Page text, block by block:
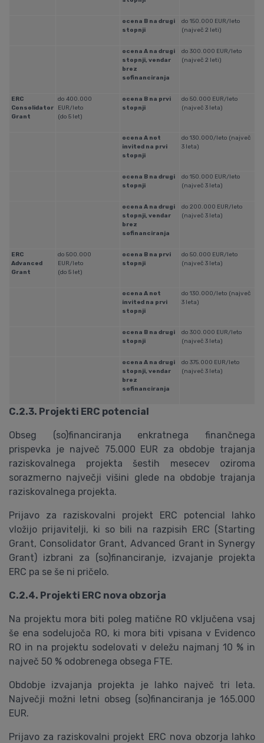
ocena B na drugi
stopnji
do 150.000 EUR/leto
(največ 2 leti)
ocena A na drugi
stopnji, vendar
brez
sofinanciranja
do 300.000 EUR/leto
(največ 2 leti)
ERC
Consolidator
Grant
do 400.000
EUR/leto
(do 5 let)
ocena B na prvi
stopnji
do 50.000 EUR/leto
(največ 3 leta)
ocena A not
invited na prvi
stopnji
do 130.000/leto (največ
3 leta)
ocena B na drugi
stopnji
do 150.000 EUR/leto
(največ 3 leta)
ocena A na drugi
stopnji, vendar
brez
sofinanciranja
do 200.000 EUR/leto
(največ 3 leta)
ERC
Advanced
Grant
do 500.000
EUR/leto
(do 5 let)
ocena B na prvi
stopnji
do 50.000 EUR/leto
(največ 3 leta)
ocena A not
invited na prvi
stopnji
do 130.000/leto (največ
3 leta)
ocena B na drugi
stopnji
do 300.000 EUR/leto
(največ 3 leta)
ocena A na drugi
stopnji, vendar
brez
sofinanciranja
do 375.000 EUR/leto
(največ 3 leta)
C.2.3. Projekti ERC potencial
Obseg (so)financiranja enkratnega finančnega
prispevka je največ 75.000 EUR za obdobje trajanja
raziskovalnega projekta šestih mesecev oziroma
sorazmerno največji višini glede na obdobje trajanja
raziskovalnega projekta.
Prijavo za raziskovalni projekt ERC potencial lahko
vložijo prijavitelji, ki so bili na razpisih ERC (Starting
Grant, Consolidator Grant, Advanced Grant in Synergy
Grant) izbrani za (so)financiranje, izvajanje projekta
ERC pa se še ni pričelo.
C.2.4. Projekti ERC nova obzorja
Na projektu mora biti poleg matične RO vključena vsaj
še ena sodelujoča RO, ki mora biti vpisana v Evidenco
RO in na projektu sodelovati v deležu najmanj 10 % in
največ 50 % odobrenega obsega FTE.
Obdobje izvajanja projekta je lahko največ tri leta.
Največji možni letni obseg (so)financiranja je 165.000
EUR.
Prijavo za raziskovalni projekt ERC nova obzorja lahko